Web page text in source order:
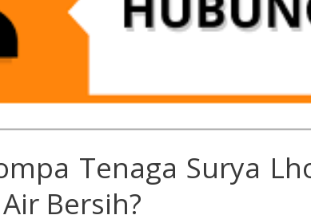
Tenaga Surya
Bersih?